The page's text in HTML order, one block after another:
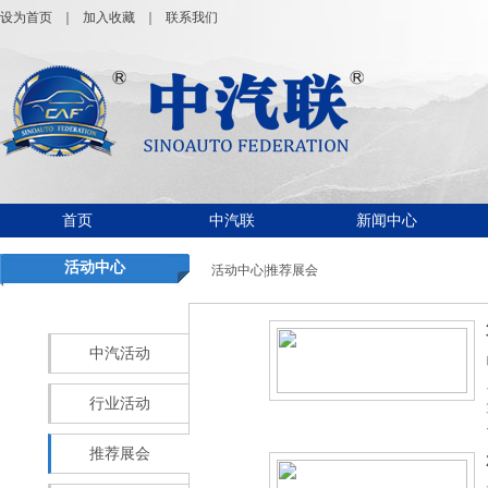
设为首页 加入收藏 联系我们
首页 中汽联 新闻中心
活动中心 活动中心|推荐展会
中汽活动
行业活动
推荐展会